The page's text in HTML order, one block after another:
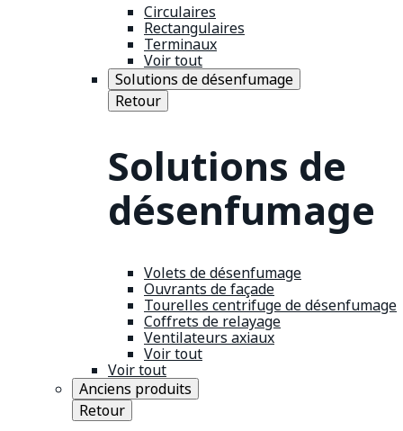
Circulaires
Rectangulaires
Terminaux
Voir tout
Solutions de désenfumage
Retour
Solutions de
désenfumage
Volets de désenfumage
Ouvrants de façade
Tourelles centrifuge de désenfumage
Coffrets de relayage
Ventilateurs axiaux
Voir tout
Voir tout
Anciens produits
Retour